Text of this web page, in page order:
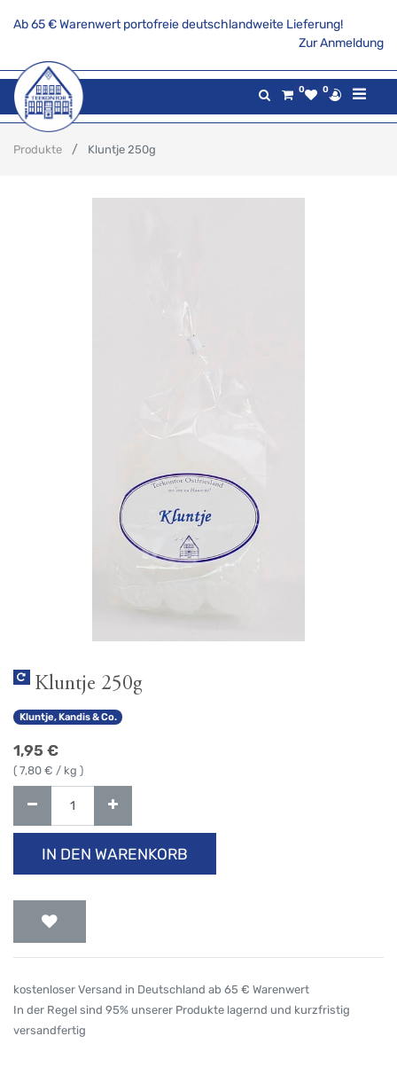
Ab 65 € Warenwert portofreie deutschlandweite Lieferung!
Zur Anmeldung
0 0
Produkte Kluntje 250g
Kluntje 250g
Kluntje, Kandis & Co.
1,95 €
( 7,80 € / kg )
IN DEN WARENKORB
kostenloser Versand in Deutschland ab 65 € Warenwert
In der Regel sind 95% unserer Produkte lagernd und kurzfristig
versandfertig